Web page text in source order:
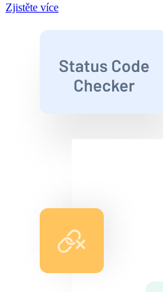
Zjistěte více